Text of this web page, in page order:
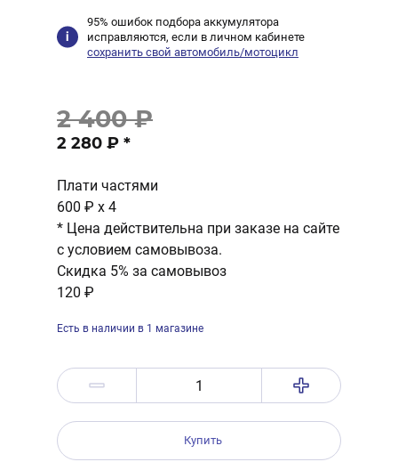
95% ошибок подбора аккумулятора
исправляются, если в личном кабинете
сохранить свой автомобиль/мотоцикл
2 400 ₽
2 280 ₽ *
Плати частями
600 ₽ x 4
* Цена действительна при заказе на сайте
с условием самовывоза.
Скидка 5% за самовывоз
120 ₽
Есть в наличии в 1 магазине
Купить